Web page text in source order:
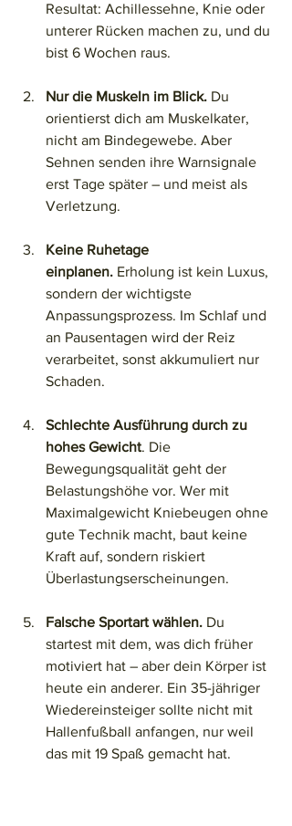
Resultat: Achillessehne, Knie oder
unterer Rücken machen zu, und du
bist 6 Wochen raus.
Nur die Muskeln im Blick. Du
orientierst dich am Muskelkater,
nicht am Bindegewebe. Aber
Sehnen senden ihre Warnsignale
erst Tage später – und meist als
Verletzung.
Keine Ruhetage
einplanen. Erholung ist kein Luxus,
sondern der wichtigste
Anpassungsprozess. Im Schlaf und
an Pausentagen wird der Reiz
verarbeitet, sonst akkumuliert nur
Schaden.
Schlechte Ausführung durch zu
hohes Gewicht. Die
Bewegungsqualität geht der
Belastungshöhe vor. Wer mit
Maximalgewicht Kniebeugen ohne
gute Technik macht, baut keine
Kraft auf, sondern riskiert
Überlastungserscheinungen.
Falsche Sportart wählen. Du
startest mit dem, was dich früher
motiviert hat – aber dein Körper ist
heute ein anderer. Ein 35-jähriger
Wiedereinsteiger sollte nicht mit
Hallenfußball anfangen, nur weil
das mit 19 Spaß gemacht hat.